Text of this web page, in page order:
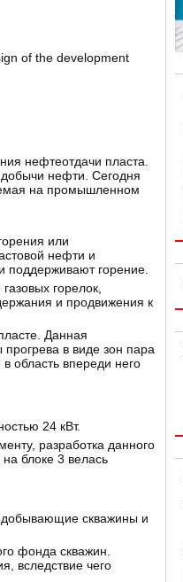
of the development
нефтеотдачи пласта.
нефти. Сегодня
на промышленном
или
нефти и
поддерживают горение.
горелок,
и продвижения к
Данная
в виде зон пара
область впереди него
24 кВт.
разработка данного
блоке 3 велась
добывающие скважины и
фонда скважин.
вследствие чего